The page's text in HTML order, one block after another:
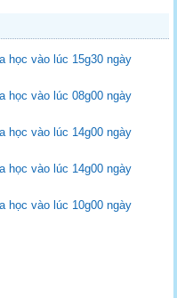
học vào lúc 15g30 ngày
học vào lúc 08g00 ngày
học vào lúc 14g00 ngày
học vào lúc 14g00 ngày
học vào lúc 10g00 ngày